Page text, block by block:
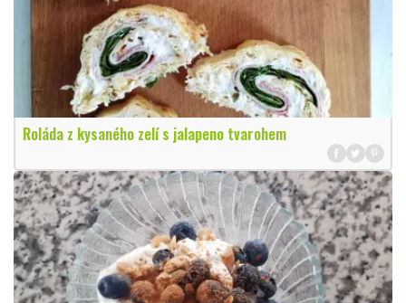
Roláda z kysaného zelí s jalapeno tvarohem